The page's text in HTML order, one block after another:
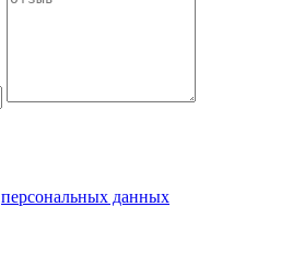
персональных данных